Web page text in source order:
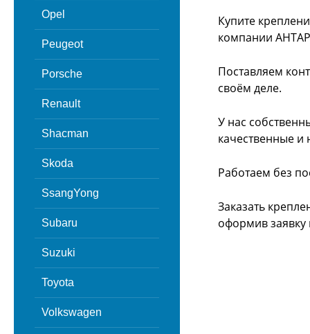
Opel
Peugeot
Porsche
Renault
Shacman
Skoda
SsangYong
Subaru
Suzuki
Toyota
Volkswagen
Купите
компании
Поставляем
своём деле.
У нас
качественные и
Работаем без
Заказать
оформив заявку